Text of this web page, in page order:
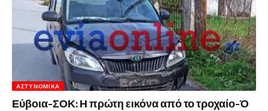
ΑΣΤΥΝΟΜΙΚΆ
Εύβοια-ΣΟΚ: Η πρώτη εικόνα από το τροχαίο-Ό